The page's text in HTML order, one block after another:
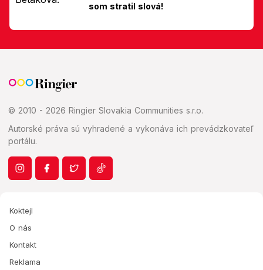
som stratil slová!
© 2010 - 2026 Ringier Slovakia Communities s.r.o.
Autorské práva sú vyhradené a vykonáva ich prevádzkovateľ
portálu.
Koktejl
O nás
Kontakt
Reklama